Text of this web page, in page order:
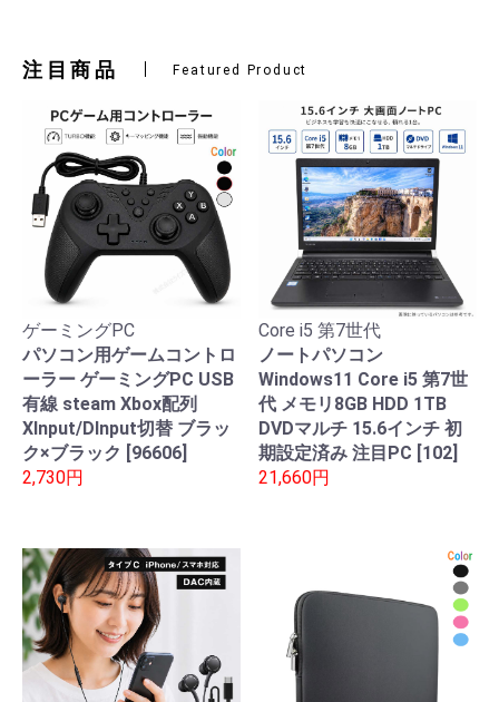
注目商品 Featured Product
ゲーミングPC
パソコン用ゲームコントロ
ーラー ゲーミングPC USB
有線 steam Xbox配列
XInput/DInput切替 ブラッ
ク×ブラック [96606]
2,730円
Core i5 第7世代
ノートパソコン
Windows11 Core i5 第7世
代 メモリ8GB HDD 1TB
DVDマルチ 15.6インチ 初
期設定済み 注目PC [102]
21,660円